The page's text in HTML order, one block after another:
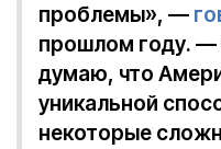
проблемы», —
прошлом году. —
думаю, что
уникальной
некоторые